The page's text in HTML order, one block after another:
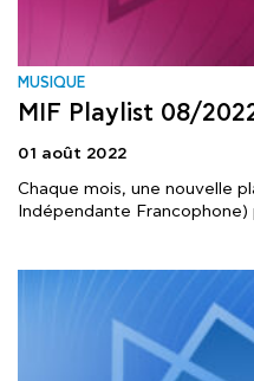
MUSIQUE
MIF Playlist 08/
01 août 2022
Chaque mois, une nouvelle
Indépendante